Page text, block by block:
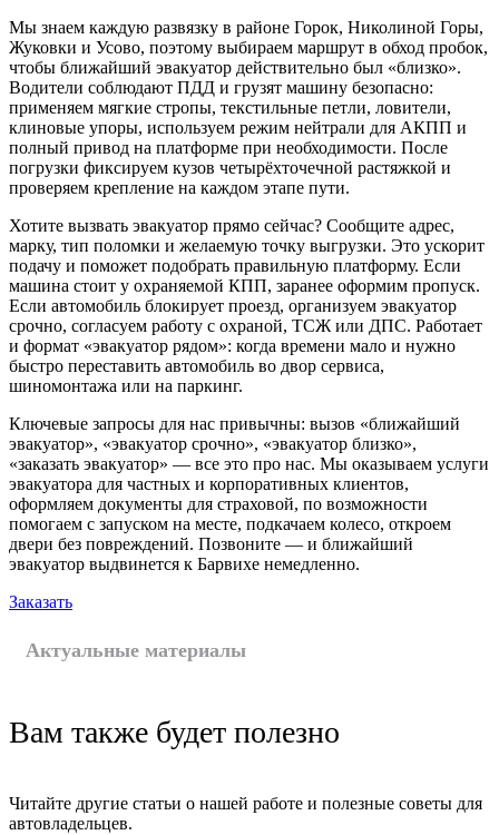
Мы знаем каждую развязку в районе Горок, Николиной Горы,
Жуковки и Усово, поэтому выбираем маршрут в обход пробок,
чтобы ближайший эвакуатор действительно был «близко».
Водители соблюдают ПДД и грузят машину безопасно:
применяем мягкие стропы, текстильные петли, ловители,
клиновые упоры, используем режим нейтрали для АКПП и
полный привод на платформе при необходимости. После
погрузки фиксируем кузов четырёхточечной растяжкой и
проверяем крепление на каждом этапе пути.
Хотите вызвать эвакуатор прямо сейчас? Сообщите адрес,
марку, тип поломки и желаемую точку выгрузки. Это ускорит
подачу и поможет подобрать правильную платформу. Если
машина стоит у охраняемой КПП, заранее оформим пропуск.
Если автомобиль блокирует проезд, организуем эвакуатор
срочно, согласуем работу с охраной, ТСЖ или ДПС. Работает
и формат «эвакуатор рядом»: когда времени мало и нужно
быстро переставить автомобиль во двор сервиса,
шиномонтажа или на паркинг.
Ключевые запросы для нас привычны: вызов «ближайший
эвакуатор», «эвакуатор срочно», «эвакуатор близко»,
«заказать эвакуатор» — все это про нас. Мы оказываем услуги
эвакуатора для частных и корпоративных клиентов,
оформляем документы для страховой, по возможности
помогаем с запуском на месте, подкачаем колесо, откроем
двери без повреждений. Позвоните — и ближайший
эвакуатор выдвинется к Барвихе немедленно.
Заказать
Актуальные материалы
Вам также будет полезно
Читайте другие статьи о нашей работе и полезные советы для
автовладельцев.